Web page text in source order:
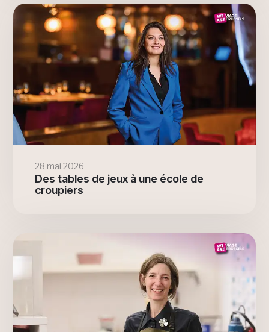
28 mai 2026
Des tables de jeux à une école de
croupiers